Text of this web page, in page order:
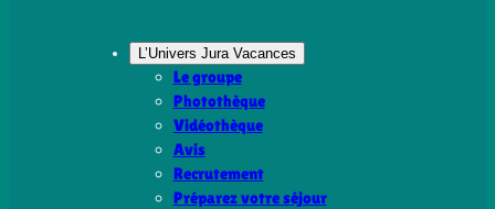
L’Univers Jura Vacances
Le groupe
Photothèque
Vidéothèque
Avis
Recrutement
Préparez votre séjour